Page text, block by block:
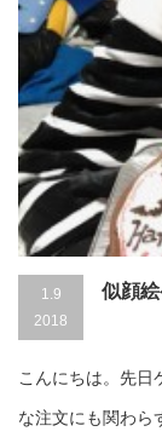
1.9
2018
似顔
こんにちは。先日
な注文にも関わら